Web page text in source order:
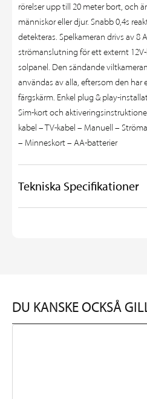
rörelser upp till 20 meter bort, och
människor eller djur. Snabb 0,4s
detekteras. Spelkameran drivs av 8
strömanslutning för ett externt
solpanel. Den sändande
användas av alla, eftersom den har
färgskärm. Enkel plug & play-
Sim-kort och
kabel – TV-kabel – Manuell –
– Minneskort – AA-batterier
Tekniska Specifikationer
DU KANSKE OCKSÅ